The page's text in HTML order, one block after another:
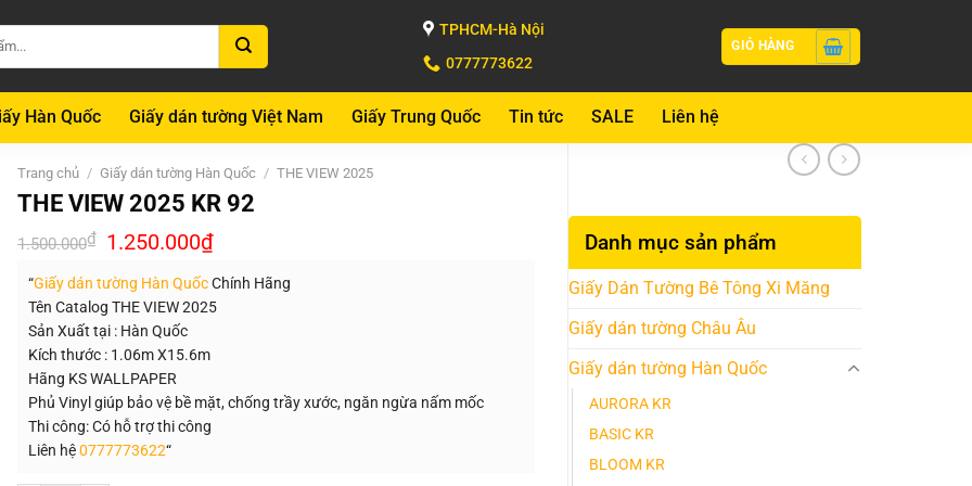
TPHCM-Hà Nội
0777773622
GIỎ HÀNG
Hàn Quốc Giấy dán tường Việt Nam Giấy Trung Quốc Tin tức SALE Liên hệ
Danh mục sản phẩm
Giấy Dán Tường Bê Tông Xi Măng
Giấy dán tường Châu Âu
Giấy dán tường Hàn Quốc
AURORA KR
BASIC KR
BLOOM KR
Trang chủ / Giấy dán tường Hàn Quốc / THE VIEW 2025
THE VIEW 2025 KR 92
1.500.000₫ Giá
gốc
1.500.000₫.
1.250.000₫Giá
hiện
là:
1.250.000₫.
“Giấy dán tường Hàn QuốcChính Hãng
Tên Catalog THE VIEW 2025
Sản Xuất tại : Hàn Quốc
Kích thước : 1.06m X15.6m
Hãng KS WALLPAPER
Phủ Vinyl giúp bảo vệ bề mặt, chống trầy xước, ngăn ngừa nấm mốc
Thi công: Có hỗ trợ thi công
Liên hệ0777773622“